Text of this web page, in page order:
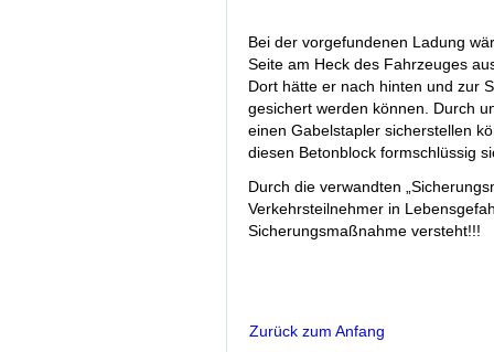
Bei der vorgefundenen Ladung
Seite am Heck des Fahrzeuges
Dort hätte er nach hinten und zur
gesichert werden können. Durch
einen Gabelstapler sicherstellen
diesen Betonblock formschlüssig
Durch die verwandten
Verkehrsteilnehmer in
Sicherungsmaßnahme versteht!!!
Zurück zum Anfang